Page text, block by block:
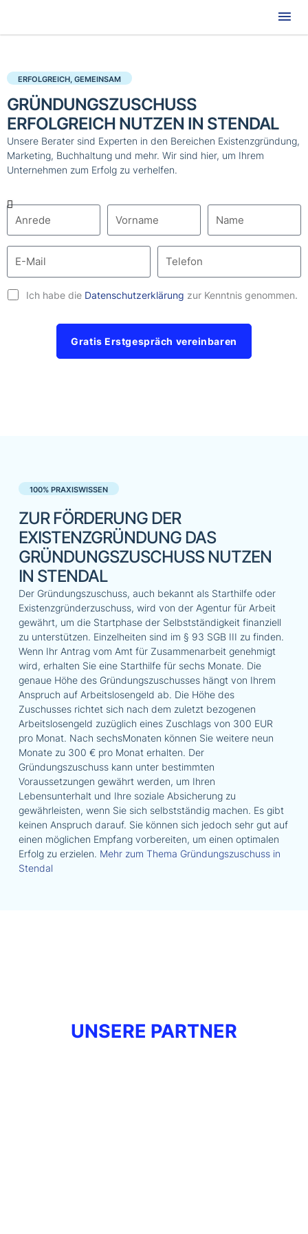
ERFOLGREICH, GEMEINSAM
GRÜNDUNGSZUSCHUSS
ERFOLGREICH NUTZEN IN STENDAL
Unsere Berater sind Experten in den Bereichen Existenzgründung,
Marketing, Buchhaltung und mehr. Wir sind hier, um Ihrem
Unternehmen zum Erfolg zu verhelfen.
Ich habe die Datenschutzerklärung zur Kenntnis genommen.
Gratis Erstgespräch vereinbaren
100% PRAXISWISSEN
ZUR FÖRDERUNG DER
EXISTENZGRÜNDUNG DAS
GRÜNDUNGSZUSCHUSS NUTZEN
IN STENDAL
Der Gründungszuschuss, auch bekannt als Starthilfe oder
Existenzgründerzuschuss, wird von der Agentur für Arbeit
gewährt, um die Startphase der Selbstständigkeit finanziell
zu unterstützen. Einzelheiten sind im § 93 SGB III zu finden.
Wenn Ihr Antrag vom Amt für Zusammenarbeit genehmigt
wird, erhalten Sie eine Starthilfe für sechs Monate. Die
genaue Höhe des Gründungszuschusses hängt von Ihrem
Anspruch auf Arbeitslosengeld ab. Die Höhe des
Zuschusses richtet sich nach dem zuletzt bezogenen
Arbeitslosengeld zuzüglich eines Zuschlags von 300 EUR
pro Monat. Nach sechsMonaten können Sie weitere neun
Monate zu 300 € pro Monat erhalten. Der
Gründungszuschuss kann unter bestimmten
Voraussetzungen gewährt werden, um Ihren
Lebensunterhalt und Ihre soziale Absicherung zu
gewährleisten, wenn Sie sich selbstständig machen. Es gibt
keinen Anspruch darauf. Sie können sich jedoch sehr gut auf
einen möglichen Empfang vorbereiten, um einen optimalen
Erfolg zu erzielen. Mehr zum Thema Gründungszuschuss in
Stendal
UNSERE PARTNER